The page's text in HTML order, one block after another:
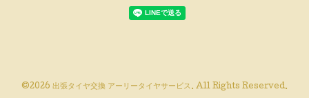
©2026 出張タイヤ交換 アーリータイヤサービス. All Rights Reserved.